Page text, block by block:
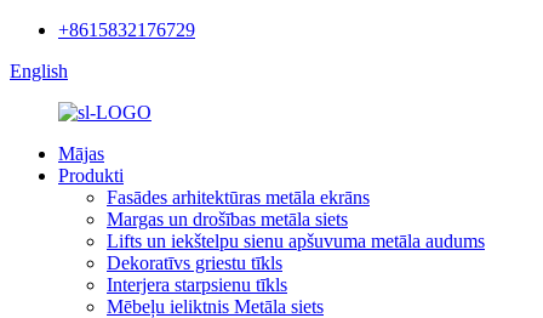
+8615832176729
English
Mājas
Produkti
Fasādes arhitektūras metāla ekrāns
Margas un drošības metāla siets
Lifts un iekštelpu sienu apšuvuma metāla audums
Dekoratīvs griestu tīkls
Interjera starpsienu tīkls
Mēbeļu ieliktnis Metāla siets